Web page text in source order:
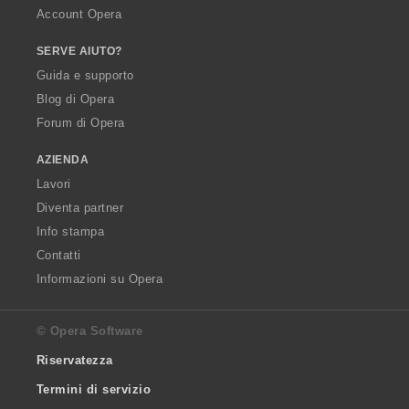
Account Opera
SERVE AIUTO?
Guida e supporto
Blog di Opera
Forum di Opera
AZIENDA
Lavori
Diventa partner
Info stampa
Contatti
Informazioni su Opera
© Opera Software
Riservatezza
Termini di servizio